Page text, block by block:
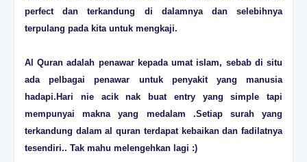
perfect dan terkandung di dalamnya dan selebihnya
terpulang pada kita untuk mengkaji.
Al Quran adalah penawar kepada umat islam, sebab di situ
ada pelbagai penawar untuk penyakit yang manusia
hadapi.Hari nie acik nak buat entry yang simple tapi
mempunyai makna yang medalam .Setiap surah yang
terkandung dalam al quran terdapat kebaikan dan fadilatnya
tesendiri.. Tak mahu melengehkan lagi :)